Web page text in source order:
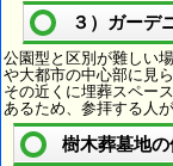
３）ガーデ
公園型と区別が難しい
や大都市の中心部に見
その近くに埋葬スペー
あるため、参拝する人
樹木葬墓地の